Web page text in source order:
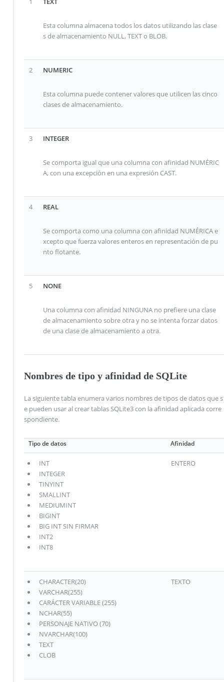
Esta columna almacena todos los datos utilizando las clase
s de almacenamiento NULL, TEXT o BLOB.
2 NUMERIC
Esta columna puede contener valores que utilicen las cinco
clases de almacenamiento.
3 INTEGER
Se comporta igual que una columna con afinidad NUMÉRIC
A, con una excepción en una expresión CAST.
4 REAL
Se comporta como una columna con afinidad NUMÉRICA e
xcepto que fuerza valores enteros en representación de pu
nto flotante.
5 NONE
Una columna con afinidad NINGUNA no prefiere una clase
de almacenamiento sobre otra y no se intenta forzar datos
de una clase de almacenamiento a otra.
Nombres de tipo y afinidad de SQLite
La siguiente tabla enumera varios nombres de tipos de datos que s
e pueden usar al crear tablas SQLite3 con la afinidad aplicada corre
spondiente.
Tipo de datos Afinidad
INT
INTEGER
TINYINT
SMALLINT
MEDIUMINT
BIGINT
BIG INT SIN FIRMAR
INT2
INT8
ENTERO
CHARACTER(20)
VARCHAR(255)
CARÁCTER VARIABLE (255)
NCHAR(55)
PERSONAJE NATIVO (70)
NVARCHAR(100)
TEXT
CLOB
TEXTO